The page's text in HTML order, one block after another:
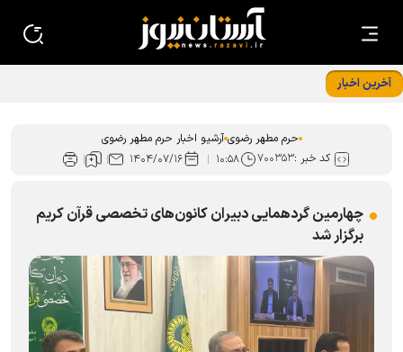
آخرین اخبار
حرم مطهر رضوی آرشیو اخبار حرم مطهر رضوی
کد خبر :۷۰۰۳۵۳ ۱۰:۵۸ ۱۴۰۴/۰۷/۱۶
چهارمین گردهمایی دبیران کانون‌های تخصصی قرآن کریم
برگزار شد